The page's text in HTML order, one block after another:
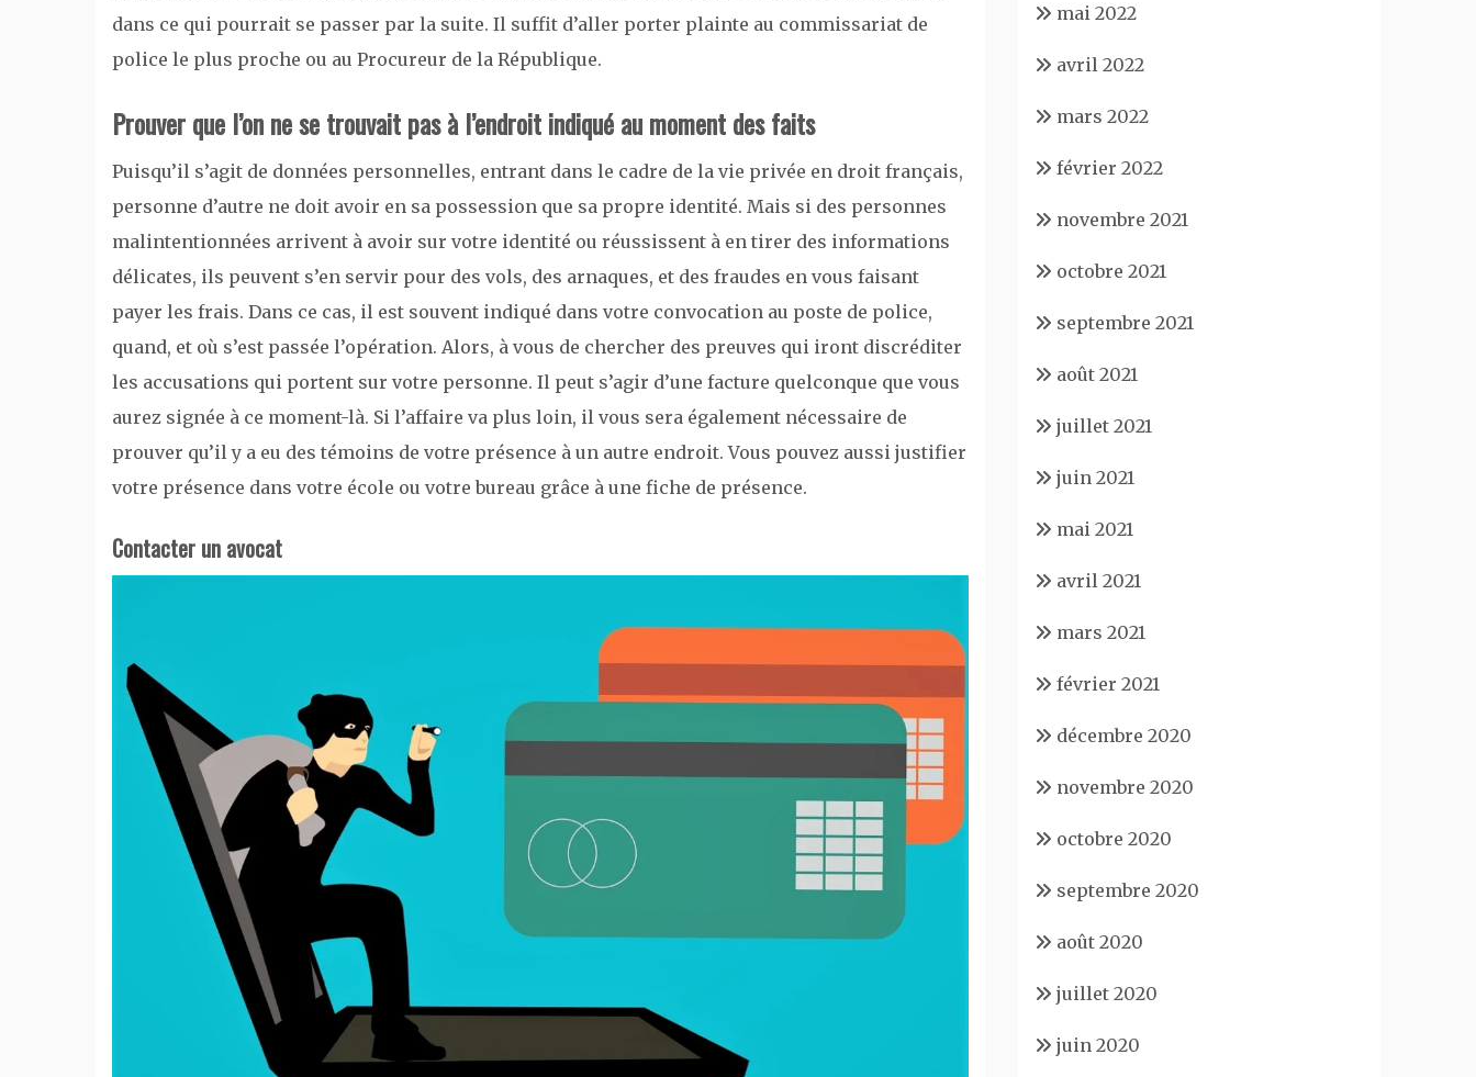
dans ce qui pourrait se passer par la suite. Il suffit d’aller porter plainte au commissariat de
police le plus proche ou au Procureur de la République.
Prouver que l’on ne se trouvait pas à l’endroit indiqué au moment des faits
Puisqu’il s’agit de données personnelles, entrant dans le cadre de la vie privée en droit français,
personne d’autre ne doit avoir en sa possession que sa propre identité. Mais si des personnes
malintentionnées arrivent à avoir sur votre identité ou réussissent à en tirer des informations
délicates, ils peuvent s’en servir pour des vols, des arnaques, et des fraudes en vous faisant
payer les frais. Dans ce cas, il est souvent indiqué dans votre convocation au poste de police,
quand, et où s’est passée l’opération. Alors, à vous de chercher des preuves qui iront discréditer
les accusations qui portent sur votre personne. Il peut s’agir d’une facture quelconque que vous
aurez signée à ce moment-là. Si l’affaire va plus loin, il vous sera également nécessaire de
prouver qu’il y a eu des témoins de votre présence à un autre endroit. Vous pouvez aussi justifier
votre présence dans votre école ou votre bureau grâce à une fiche de présence.
Contacter un avocat
mai 2022
avril 2022
mars 2022
février 2022
novembre 2021
octobre 2021
septembre 2021
août 2021
juillet 2021
juin 2021
mai 2021
avril 2021
mars 2021
février 2021
décembre 2020
novembre 2020
octobre 2020
septembre 2020
août 2020
juillet 2020
juin 2020